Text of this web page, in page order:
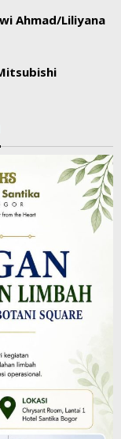
Ahmad/Liliyana